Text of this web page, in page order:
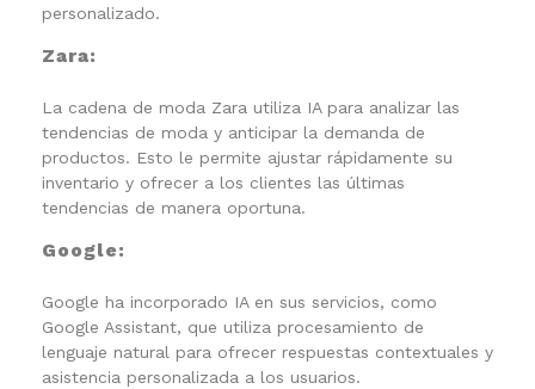
personalizado.
Zara:
La cadena de moda Zara utiliza IA para analizar las
tendencias de moda y anticipar la demanda de
productos. Esto le permite ajustar rápidamente su
inventario y ofrecer a los clientes las últimas
tendencias de manera oportuna.
Google:
Google ha incorporado IA en sus servicios, como
Google Assistant, que utiliza procesamiento de
lenguaje natural para ofrecer respuestas contextuales y
asistencia personalizada a los usuarios.